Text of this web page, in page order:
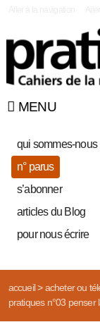
MENU
qui sommes-nous
n° parus
s’abonner
articles du Blog
pour nous écrire
accueil> acheter ou
pratiques n°03 penser